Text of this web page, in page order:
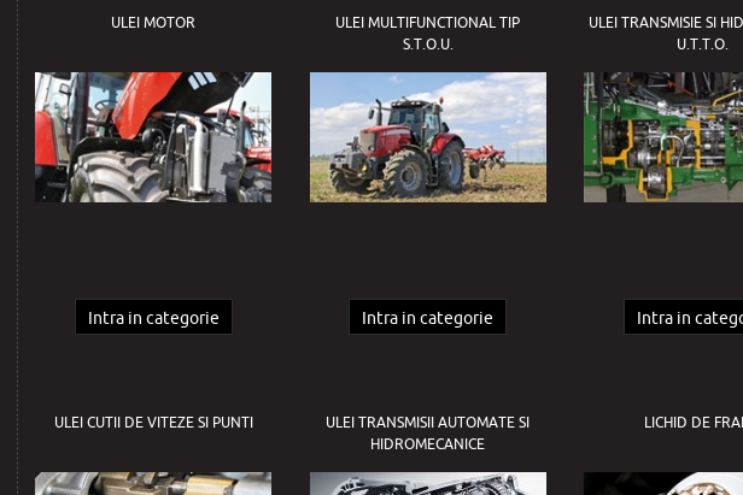
ULEI MOTOR
Intra in categorie
ULEI MULTIFUNCTIONAL TIP
S.T.O.U.
Intra in categorie
ULEI TRANSMISIE SI
U.T.T.O.
Intra in
ULEI CUTII DE VITEZE SI PUNTI
ULEI TRANSMISII AUTOMATE SI
HIDROMECANICE
LICHID DE